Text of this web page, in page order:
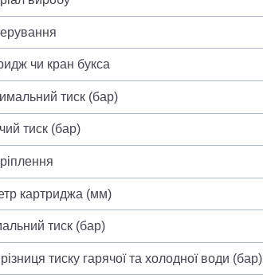
чи кран букса
тиск (бар)
тиск (бар)
картриджа (мм)
тиск (бар)
тиску гарячої та холодної води (бар)